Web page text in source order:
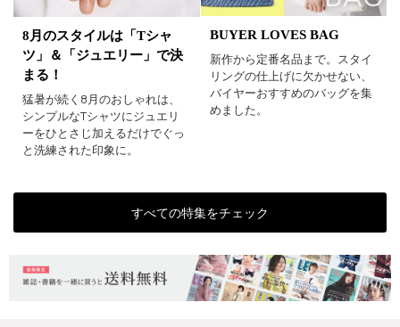
8月のスタイルは「Tシャ
ツ」＆「ジュエリー」で決
まる！
猛暑が続く8月のおしゃれは、
シンプルなTシャツにジュエリ
ーをひとさじ加えるだけでぐっ
と洗練された印象に。
BUYER LOVES BAG
新作から定番名品まで。スタイ
リングの仕上げに欠かせない、
バイヤーおすすめのバッグを集
めました。
すべての特集をチェック